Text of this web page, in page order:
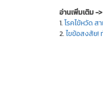
อ่านเพิ่มเติม ->
1. โรคไข้หวัด ส
2.ไขข้อสงสัย!